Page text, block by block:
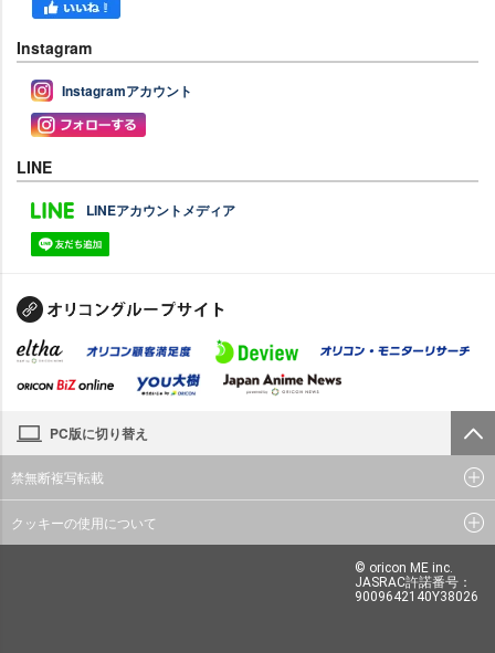
Instagram
Instagramアカウント
LINE
LINEアカウントメディア
PC版に切り替え
禁無断複写転載
クッキーの使用について
© oricon ME inc.
JASRAC許諾番号：
9009642140Y38026